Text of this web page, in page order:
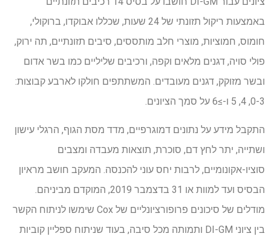
באמצעות ריקול תזונתי של 24 שעות, שכללו אבוקדו, ברוקולי,
חומוס, חמוציות, מוצרי חלב מותססים, סיבים תזונתיים, תה ירוק,
פולי סויה, דגנים מלאים וקפה, ורכיבים שליליים כמו בשר אדום
ובשר מזוקק, דגנים מעובדים. המשתתפים חולקו לארבע קבוצות:
0-3, 4, 5 ו-≥6 על סמך הציונים.
התקבל מידע על נתונים דמוגרפיים, מדד מסת הגוף, הרגלי עישון
ושתייה, יתר לחץ דם, סוכרת, תוצאות מעבדה ומצבים
סוציו-אקונומיים, לרבות יחס עוני להכנסה. המעקב חושב מראיון
הבסיס ועד למוות או 31 בדצמבר 2019, המוקדם מביניהם.
מודלים של סיכונים פרופורציונליים של Cox שימשו לניתוח הקשר
בין ציוני DI-GM ותמותה מכל סיבה, בעוד שניתוח ספליין קוביות